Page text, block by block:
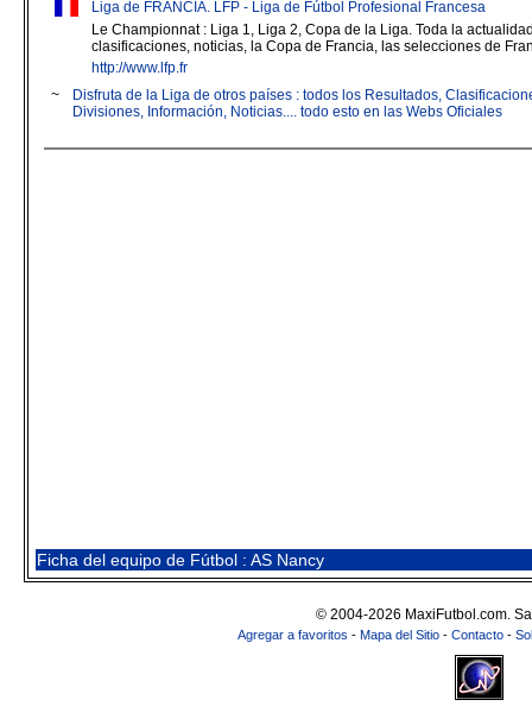
Liga de FRANCIA. LFP - Liga de Fútbol Profesional Francesa
Le Championnat : Liga 1, Liga 2, Copa de la Liga. Toda la
clasificaciones, noticias, la Copa de Francia, las selecciones de
http://www.lfp.fr
~
Disfruta de la Liga de otros países : todos los Resultados,
Divisiones, Información, Noticias.... todo esto en las Webs Oficiales
Ficha del equipo de Fútbol : AS Nancy
© 2004-2026 MaxiFutbol.com.
Agregar a favoritos - Mapa del Sitio - Contacto -